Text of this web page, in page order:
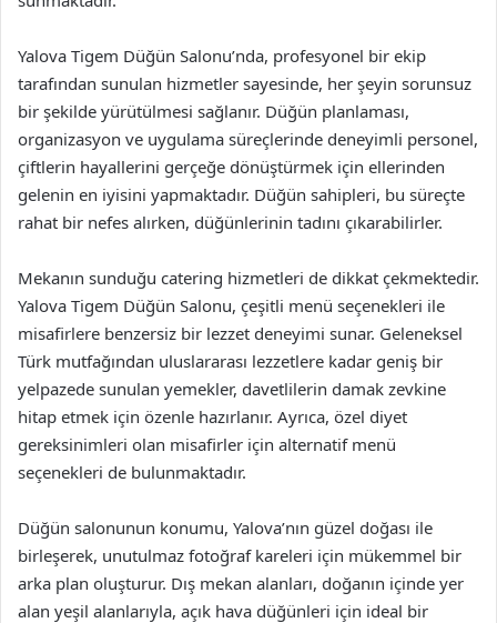
Yalova Tigem Düğün Salonu’nda, profesyonel bir ekip
tarafından sunulan hizmetler sayesinde, her şeyin sorunsuz
bir şekilde yürütülmesi sağlanır. Düğün planlaması,
organizasyon ve uygulama süreçlerinde deneyimli personel,
çiftlerin hayallerini gerçeğe dönüştürmek için ellerinden
gelenin en iyisini yapmaktadır. Düğün sahipleri, bu süreçte
rahat bir nefes alırken, düğünlerinin tadını çıkarabilirler.
Mekanın sunduğu catering hizmetleri de dikkat çekmektedir.
Yalova Tigem Düğün Salonu, çeşitli menü seçenekleri ile
misafirlere benzersiz bir lezzet deneyimi sunar. Geleneksel
Türk mutfağından uluslararası lezzetlere kadar geniş bir
yelpazede sunulan yemekler, davetlilerin damak zevkine
hitap etmek için özenle hazırlanır. Ayrıca, özel diyet
gereksinimleri olan misafirler için alternatif menü
seçenekleri de bulunmaktadır.
Düğün salonunun konumu, Yalova’nın güzel doğası ile
birleşerek, unutulmaz fotoğraf kareleri için mükemmel bir
arka plan oluşturur. Dış mekan alanları, doğanın içinde yer
alan yeşil alanlarıyla, açık hava düğünleri için ideal bir